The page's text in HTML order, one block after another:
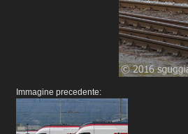
Immagine precedente: